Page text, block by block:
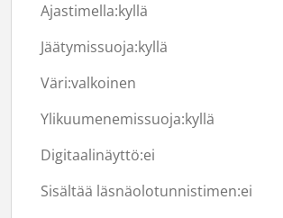
Ajastimella:kyllä
Jäätymissuoja:kyllä
Väri:valkoinen
Ylikuumenemissuoja:kyllä
Digitaalinäyttö:ei
Sisältää läsnäolotunnistimen:ei